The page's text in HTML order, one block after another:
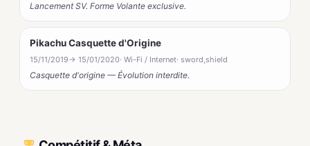
Lancement SV. Forme Volante exclusive.
Pikachu Casquette d'Origine
15/11/2019→ 15/01/2020· Wi-Fi / Internet· sword,shield
Casquette d'origine — Évolution interdite.